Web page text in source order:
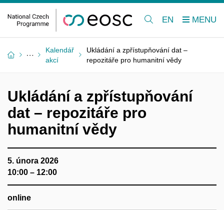
EN
Kalendář
akcí
Ukládání a zpřístupňování dat –
repozitáře pro humanitní vědy
Ukládání a zpřístupňování
dat – repozitáře pro
humanitní vědy
5. února 2026
10:00 – 12:00
online